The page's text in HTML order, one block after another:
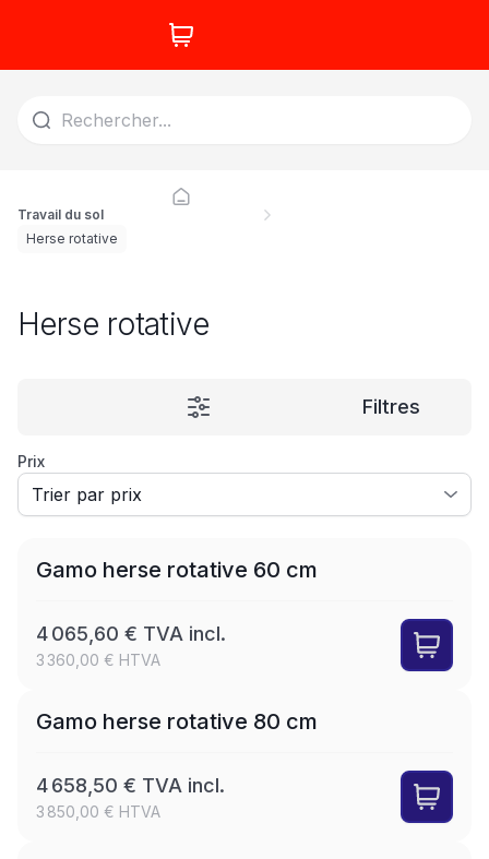
Travail du sol
Herse rotative
Herse rotative
Filtres
Prix
Gamo herse rotative 60 cm
4 065,60 € TVA incl.
3 360,00 € HTVA LEASE
Gamo herse rotative 80 cm
4 658,50 € TVA incl.
3 850,00 € HTVA LEASE